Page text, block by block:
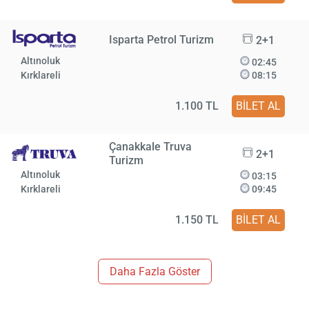
Isparta Petrol Turizm 2+1
Altınoluk
Kırklareli
02:45
08:15
1.100 TL BİLET AL
Çanakkale Truva
Turizm
2+1
Altınoluk
Kırklareli
03:15
09:45
1.150 TL BİLET AL
Daha Fazla Göster